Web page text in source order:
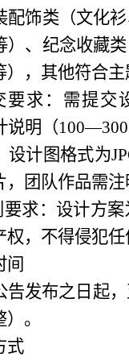
配饰类（文化
）、纪念收藏
，其他符合主
要求：需提交
说明（
设计图格式为
团队作品需注
要求：设计方
，不得侵犯任
间
告发布之日起
。
式